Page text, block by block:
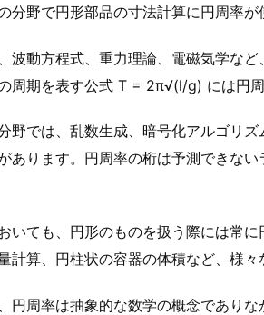
分野で円形部品の寸法計算に円周率が
波動方程式、重力理論、電磁気学な
周期を表す公式 T = 2π√(l/g) には円周
野では、乱数生成、暗号化アルゴリ
あります。円周率の桁は予測できな
いても、円形のものを扱う際には常
計算、円柱状の容器の体積など、様々
円周率は抽象的な数学の概念であり